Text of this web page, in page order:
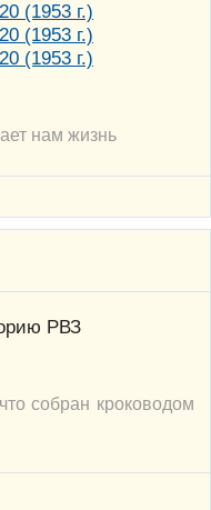
нам жизнь
РВЗ
собран кроководом